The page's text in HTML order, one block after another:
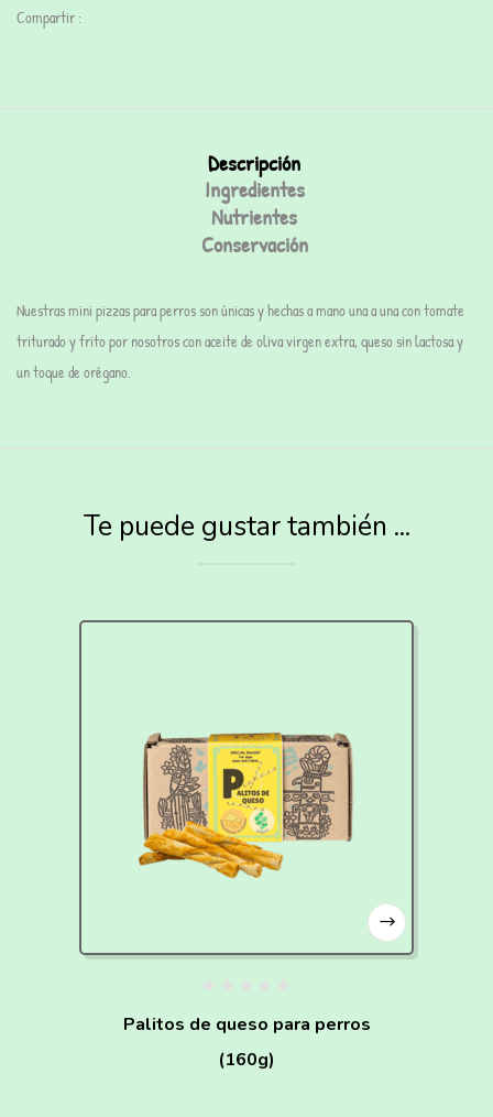
Compartir :
Descripción
Ingredientes
Nutrientes
Conservación
Nuestras mini pizzas para perros son únicas y hechas a mano una a una con tomate
triturado y frito por nosotros con aceite de oliva virgen extra, queso sin lactosa y
un toque de orégano.
Te puede gustar también ...
Palitos de queso para perros
(160g)